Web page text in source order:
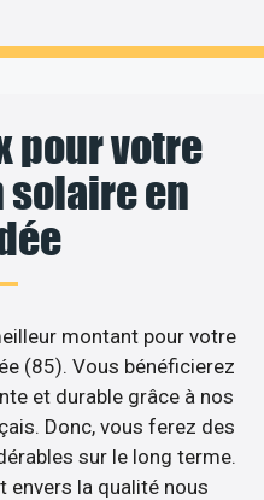
pour votre
en
montant pour votre
(85). Vous bénéficierez
et durable grâce à nos
Donc, vous ferez des
sur le long terme.
envers la qualité nous